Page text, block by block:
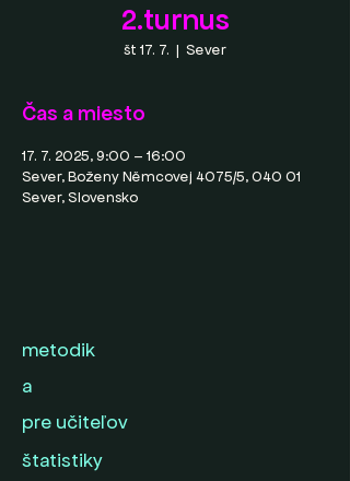
2.turnus
št 17. 7.
  |
Sever
Čas a miesto
17. 7. 2025, 9:00 – 16:00
Sever, Boženy Němcovej 4075/5, 040 01
Sever, Slovensko
metodik
a
pre učiteľov
štatistiky